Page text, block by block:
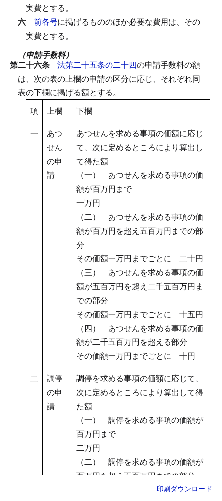
実費とする。
六 前各号に掲げるもののほか必要な費用は、その
実費とする。
（申請手数料）
第二十六条 法第二十五条の二十四の申請手数料の額
は、次の表の上欄の申請の区分に応じ、それぞれ同
表の下欄に掲げる額とする。
項
上欄
下欄
一
あつ
せん
の申
請
あつせんを求める事項の価額に応じ
て、次に定めるところにより算出し
て得た額
（一） あつせんを求める事項の価
額が百万円まで
一万円
（二） あつせんを求める事項の価
額が百万円を超え五百万円までの部
分
その価額一万円までごとに 二十円
（三） あつせんを求める事項の価
額が五百万円を超え二千五百万円ま
での部分
その価額一万円までごとに 十五円
（四） あつせんを求める事項の価
額が二千五百万円を超える部分
その価額一万円までごとに 十円
二
調停
の申
請
調停を求める事項の価額に応じて、
次に定めるところにより算出して得
た額
（一） 調停を求める事項の価額が
百万円まで
二万円
（二） 調停を求める事項の価額が
百万円を超え五百万円までの部分
その価額一万円までごとに 四十円
印刷ダウンロード